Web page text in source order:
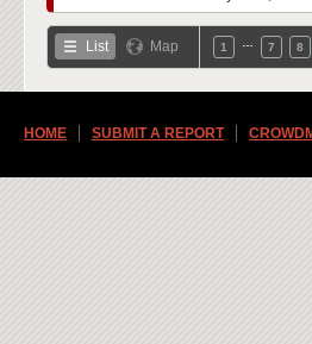
List Map 1 7 8
HOME SUBMIT A REPORT